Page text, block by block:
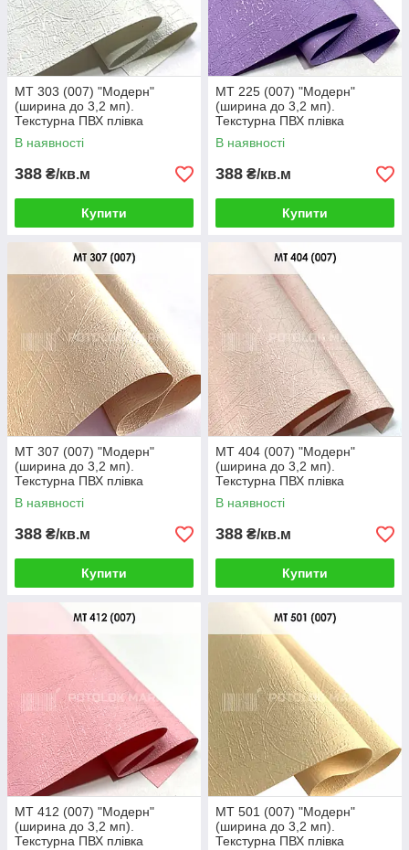
MT 303 (007) "Модерн"
(ширина до 3,2 мп).
Текстурна ПВХ плівка
В наявності
388 ₴/кв.м
Купити
MT 225 (007) "Модерн"
(ширина до 3,2 мп).
Текстурна ПВХ плівка
В наявності
388 ₴/кв.м
Купити
MT 307 (007) "Модерн"
(ширина до 3,2 мп).
Текстурна ПВХ плівка
В наявності
388 ₴/кв.м
Купити
MT 404 (007) "Модерн"
(ширина до 3,2 мп).
Текстурна ПВХ плівка
В наявності
388 ₴/кв.м
Купити
MT 412 (007) "Модерн"
(ширина до 3,2 мп).
Текстурна ПВХ плівка
MT 501 (007) "Модерн"
(ширина до 3,2 мп).
Текстурна ПВХ плівка